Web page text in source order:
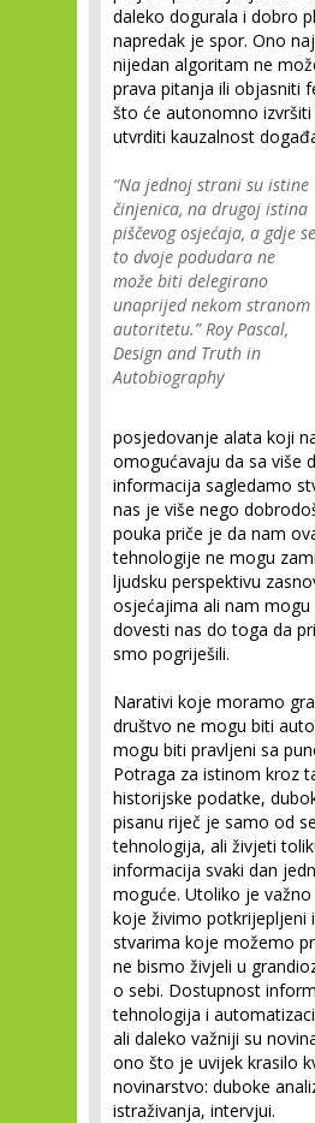
daleko dogurala i dobro
napredak je spor. Ono
nijedan algoritam ne
prava pitanja ili objasniti
što će autonomno izvršiti
utvrditi kauzalnost
“Na jednoj strani su istine
činjenica, na drugoj istina
piščevog osjećaja, a gdje se
to dvoje podudara ne
može biti delegirano
unaprijed nekom stranom
autoritetu.” Roy Pascal,
Design and Truth in
Autobiography
posjedovanje alata koji
omogućavaju da sa više
informacija sagledamo
nas je više nego
pouka priče je da nam
tehnologije ne mogu
ljudsku perspektivu
osjećajima ali nam mogu
dovesti nas do toga da
smo pogriješili.
Narativi koje moramo
društvo ne mogu biti
mogu biti pravljeni sa
Potraga za istinom kroz
historijske podatke,
pisanu riječ je samo od
tehnologija, ali živjeti
informacija svaki dan
moguće. Utoliko je
koje živimo potkrijepljeni
stvarima koje možemo
ne bismo živjeli u
o sebi. Dostupnost
tehnologija i
ali daleko važniji su
ono što je uvijek krasilo
novinarstvo: duboke
istraživanja, intervjui.